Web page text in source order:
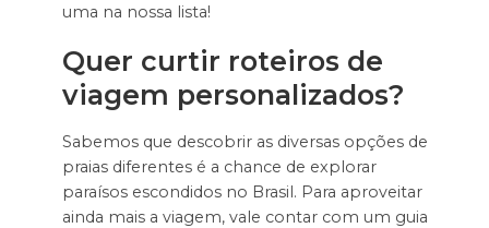
uma na nossa lista!
Quer curtir roteiros de
viagem personalizados?
Sabemos que descobrir as diversas opções de
praias diferentes é a chance de explorar
paraísos escondidos no Brasil. Para aproveitar
ainda mais a viagem, vale contar com um guia